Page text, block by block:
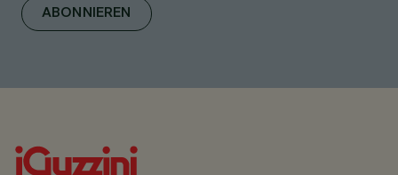
ABONNIEREN